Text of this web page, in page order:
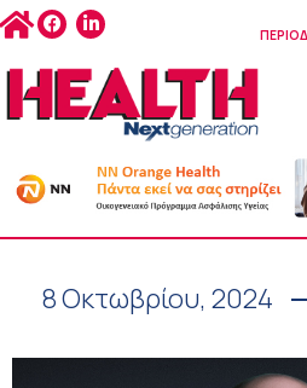
8 Οκτωβρίου, 2024